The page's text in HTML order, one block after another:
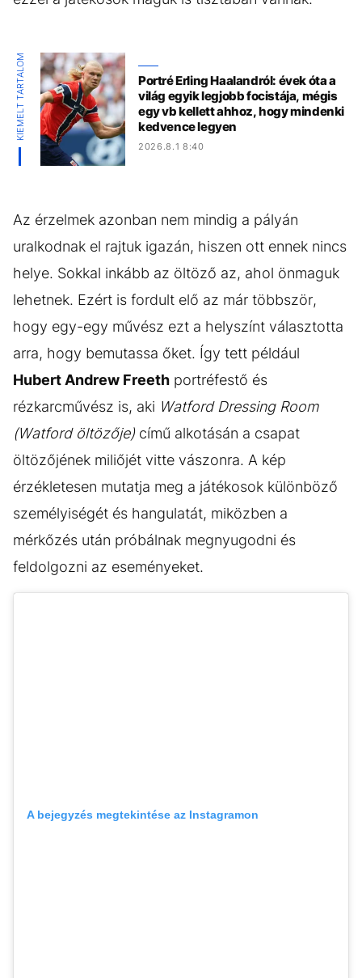
KIEMELT TARTALOM
Portré Erling Haalandról: évek óta a
világ egyik legjobb focistája, mégis
egy vb kellett ahhoz, hogy mindenki
kedvence legyen
2026.8.1 8:40
Az érzelmek azonban nem mindig a pályán
uralkodnak el rajtuk igazán, hiszen ott ennek nincs
helye. Sokkal inkább az öltöző az, ahol önmaguk
lehetnek. Ezért is fordult elő az már többször,
hogy egy-egy művész ezt a helyszínt választotta
arra, hogy bemutassa őket. Így tett például
Hubert Andrew Freeth portréfestő és
rézkarcművész is, aki Watford Dressing Room
(Watford öltözője)című alkotásán a csapat
öltözőjének miliőjét vitte vászonra. A kép
érzékletesen mutatja meg a játékosok különböző
személyiségét és hangulatát, miközben a
mérkőzés után próbálnak megnyugodni és
feldolgozni az eseményeket.
A bejegyzés megtekintése az Instagramon